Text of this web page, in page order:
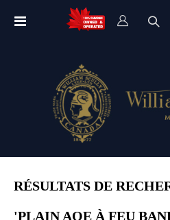
Affichage
RÉSULTATS DE
'PLAIN AOE À FEU